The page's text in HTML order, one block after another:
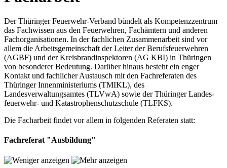
Der Thüringer Feuerwehr-Verband bündelt als Kompetenzzentrum
das Fachwissen aus den Feuerwehren, Fachämtern und anderen
Fachorganisationen. In der fachlichen Zusammenarbeit sind vor
allem die Arbeitsgemeinschaft der Leiter der Berufsfeuerwehren
(AGBF) und der Kreisbrandinspektoren (AG KBI) in Thüringen
von besonderer Bedeutung. Darüber hinaus besteht ein enger
Kontakt und fachlicher Austausch mit den Fachreferaten des
Thüringer Innenministeriums (TMIKL), des
Landesverwaltungsamtes (TLVwA) sowie der Thüringer Landes-
feuerwehr- und Katastrophenschutzschule (TLFKS).
Die Facharbeit findet vor allem in folgenden Referaten statt:
Fachreferat "Ausbildung"